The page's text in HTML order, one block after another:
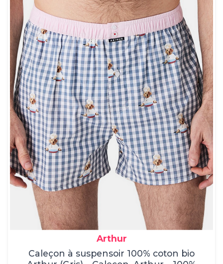
Arthur
Caleçon à suspensoir 100% coton bio